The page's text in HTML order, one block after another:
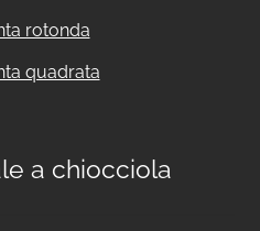
rotonda
quadrata
a chiocciola